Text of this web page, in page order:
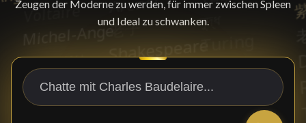
Zeugen der Moderne zu werden, für immer zwischen Spleen
und Ideal zu schwanken.